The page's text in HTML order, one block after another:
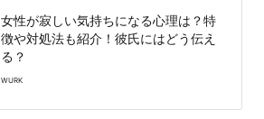
女性が寂しい気持ちになる心理は？特
徴や対処法も紹介！彼氏にはどう伝え
る？
WURK